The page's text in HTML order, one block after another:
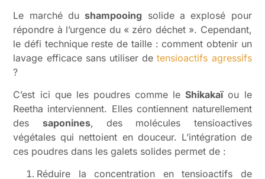
Le marché dushampooing solide a explosé pour
répondre à l’urgence du « zéro déchet ». Cependant,
le défi technique reste de taille : comment obtenir un
lavage efficace sans utiliser detensioactifs agressifs
?
C’est ici que les poudres comme leShikakaïou le
Reetha interviennent. Elles contiennent naturellement
des saponines, des molécules tensioactives
végétales qui nettoient en douceur. L’intégration de
ces poudres dans les galets solides permet de :
Réduire la concentration en tensioactifs de